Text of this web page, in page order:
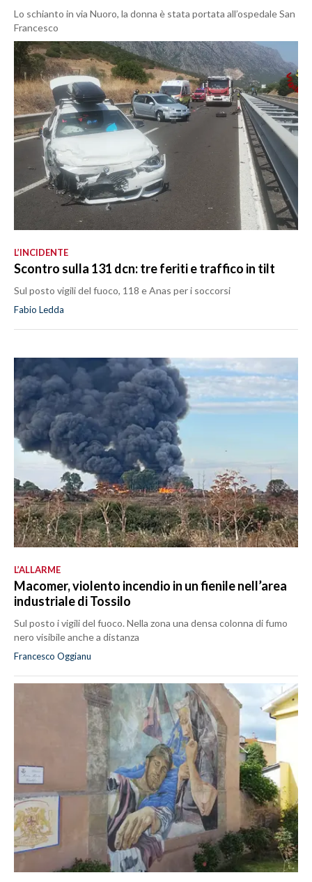
Lo schianto in via Nuoro, la donna è stata portata all’ospedale San
Francesco
L’INCIDENTE
Scontro sulla 131 dcn: tre feriti e traffico in tilt
Sul posto vigili del fuoco, 118 e Anas per i soccorsi
Fabio Ledda
L’ALLARME
Macomer, violento incendio in un fienile nell’area
industriale di Tossilo
Sul posto i vigili del fuoco. Nella zona una densa colonna di fumo
nero visibile anche a distanza
Francesco Oggianu